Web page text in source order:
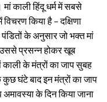
काली हिंदू धर्म में सबसे
किया है – दक्षिणा
के अनुसार जो भक्त मां
उससे प्रसन्न होकर खूब
के मंत्रों का जाप सुबह
घंटे बाद इन मंत्रों का जाप
के दिन किया जाना